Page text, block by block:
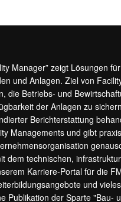
Manager” zeigt Lösungen
und Anlagen. Ziel von
die Betriebs- und
der Anlagen zu
Berichterstattung
Managements und gibt
dem technischen,
Karriere-Portal für die
und
Publikation der Sparte "Bau-